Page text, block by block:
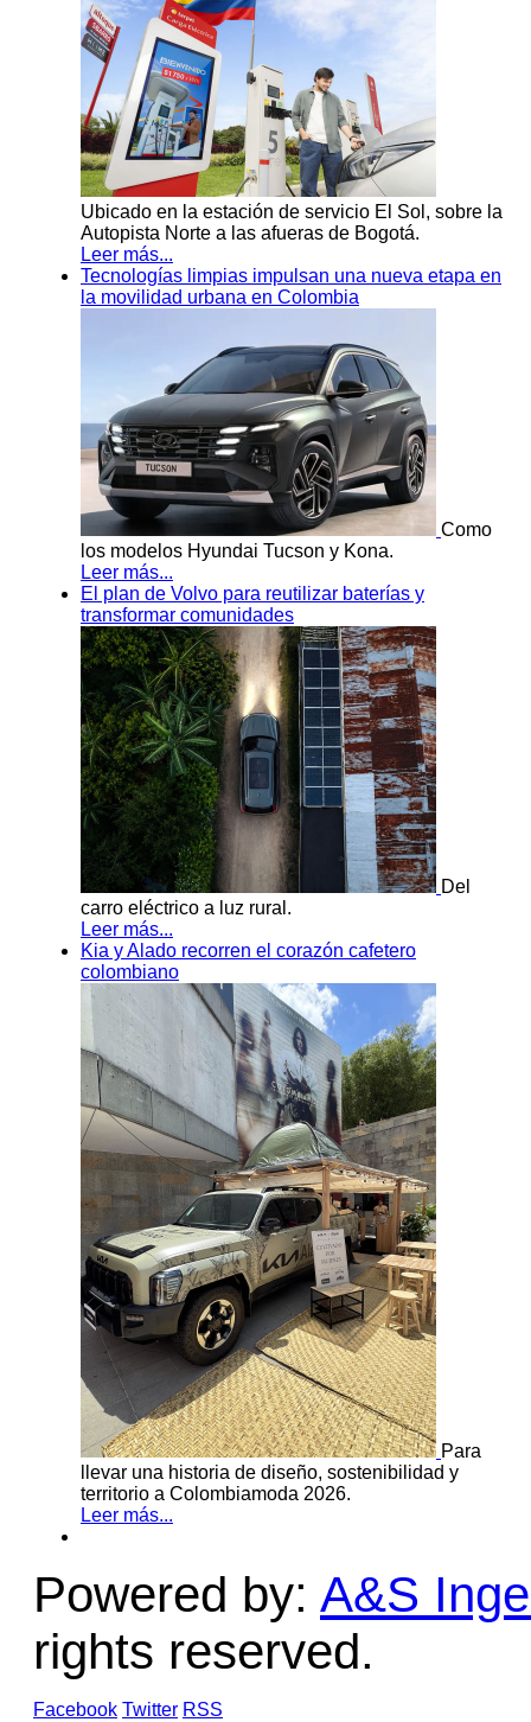
Ubicado en la estación de servicio El Sol, sobre la
Autopista Norte a las afueras de Bogotá.
Leer más...
Tecnologías limpias impulsan una nueva etapa en
la movilidad urbana en Colombia
Como
los modelos Hyundai Tucson y Kona.
Leer más...
El plan de Volvo para reutilizar baterías y
transformar comunidades
Del
carro eléctrico a luz rural.
Leer más...
Kia y Alado recorren el corazón cafetero
colombiano
Para
llevar una historia de diseño, sostenibilidad y
territorio a Colombiamoda 2026.
Leer más...
Powered by: A&S
rights reserved.
Facebook Twitter RSS